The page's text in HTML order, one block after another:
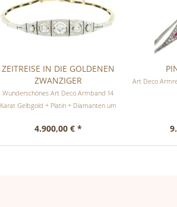
ZEITREISE IN DIE GOLDENEN
ZWANZIGER
Wunderschönes Art Deco Armband 14
Karat Gelbgold + Platin + Diamanten um
4.900,00 € *
Art Deco